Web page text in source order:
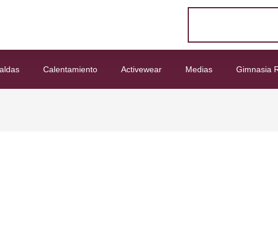
Calentamiento Activewear Medias Gimnasia